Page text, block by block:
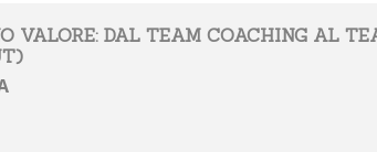
Coaching
VALORE: DAL TEAM COACHING AL